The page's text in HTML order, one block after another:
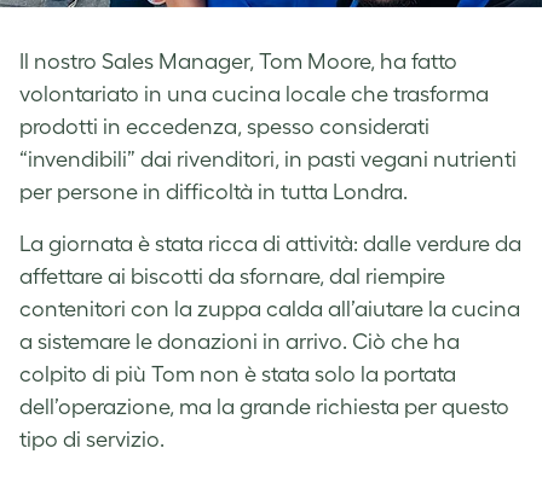
Il nostro Sales Manager, Tom Moore, ha fatto
volontariato in una cucina locale che trasforma
prodotti in eccedenza, spesso considerati
“invendibili” dai rivenditori, in pasti vegani nutrienti
per persone in difficoltà in tutta Londra.
La giornata è stata ricca di attività: dalle verdure da
affettare ai biscotti da sfornare, dal riempire
contenitori con la zuppa calda all’aiutare la cucina
a sistemare le donazioni in arrivo. Ciò che ha
colpito di più Tom non è stata solo la portata
dell’operazione, ma la grande richiesta per questo
tipo di servizio.